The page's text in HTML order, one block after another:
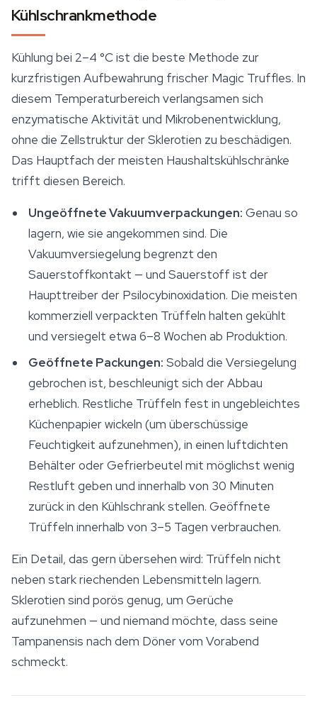
Kühlschrankmethode
Kühlung bei 2–4 °C ist die beste Methode zur
kurzfristigen Aufbewahrung frischer Magic Truffles. In
diesem Temperaturbereich verlangsamen sich
enzymatische Aktivität und Mikrobenentwicklung,
ohne die Zellstruktur der Sklerotien zu beschädigen.
Das Hauptfach der meisten Haushaltskühlschränke
trifft diesen Bereich.
Ungeöffnete Vakuumverpackungen: Genau so
lagern, wie sie angekommen sind. Die
Vakuumversiegelung begrenzt den
Sauerstoffkontakt — und Sauerstoff ist der
Haupttreiber der Psilocybinoxidation. Die meisten
kommerziell verpackten Trüffeln halten gekühlt
und versiegelt etwa 6–8 Wochen ab Produktion.
Geöffnete Packungen: Sobald die Versiegelung
gebrochen ist, beschleunigt sich der Abbau
erheblich. Restliche Trüffeln fest in ungebleichtes
Küchenpapier wickeln (um überschüssige
Feuchtigkeit aufzunehmen), in einen luftdichten
Behälter oder Gefrierbeutel mit möglichst wenig
Restluft geben und innerhalb von 30 Minuten
zurück in den Kühlschrank stellen. Geöffnete
Trüffeln innerhalb von 3–5 Tagen verbrauchen.
Ein Detail, das gern übersehen wird: Trüffeln nicht
neben stark riechenden Lebensmitteln lagern.
Sklerotien sind porös genug, um Gerüche
aufzunehmen — und niemand möchte, dass seine
Tampanensis nach dem Döner vom Vorabend
schmeckt.